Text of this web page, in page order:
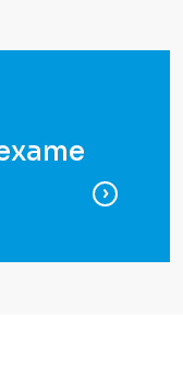
para